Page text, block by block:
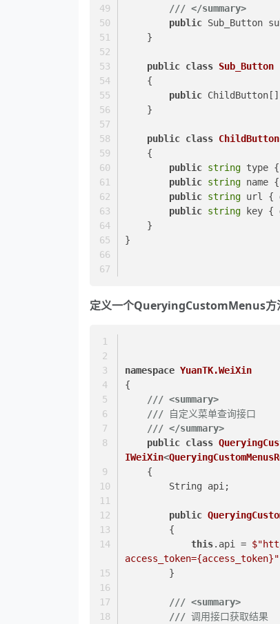
/// </summary>
public Sub_Button
    }
public class Sub_Button
    {
public
    }
public class ChildButton
    {
public string type {
public string name {
public string url {
public string key {
    }
}
定义一个QueryingCustomMenus
namespace YuanTK.WeiXin
{
/// <summary>
/// 自定义菜单查询接口
/// </summary>
public class
IWeiXin<
    {
        String api;
public
        {
this.api =
access_token={access_token}"
        }
/// <summary>
/// 调用接口获取结果